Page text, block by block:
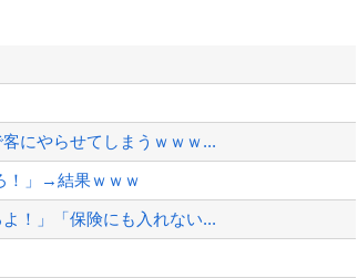
にやらせてしまうｗｗｗ...
！」→結果ｗｗｗ
！」「保険にも入れない...